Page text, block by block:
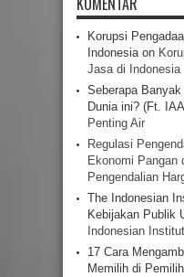
Korupsi
Indonesiaon
Jasa di Indonesia
Seberapa
Dunia ini? (Ft.
Penting Air
Regulasi
Ekonomi Pangan
Pengendalian
The Indonesian
Kebijakan Publik
Indonesian
17 Cara
Memilih di